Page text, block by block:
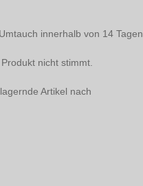
innerhalb von 14 Tagen.
nicht stimmt.
Artikel nach